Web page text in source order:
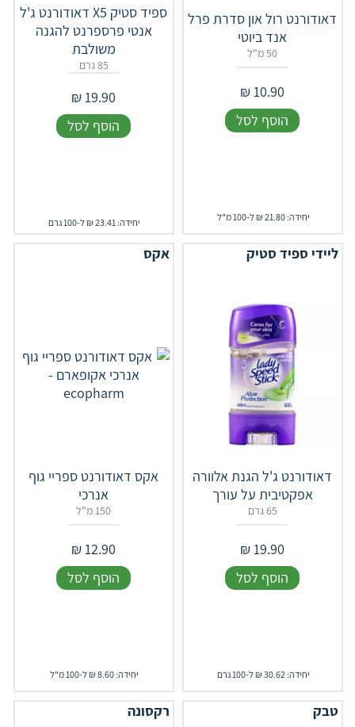
דאודורנט רול און סדרת פרל
אנד ביוטי
50 מ"ל
10.90
₪
הוסף לסל
יחידה: 21.80 ₪ ל-100 מ"ל
ספיד סטיק X5 דאודורנט ג'ל
אנטי פרספרנט להגנה
משולבת
85 גרם
19.90
₪
הוסף לסל
יחידה: 23.41 ₪ ל-100 גרם
ליידי ספיד סטיק
דאודורנט ג'ל הגנת אלוורה
אפקטיבית על עורך
65 גרם
19.90
₪
הוסף לסל
יחידה: 30.62 ₪ ל-100 גרם
אקס
אקס דאודורנט ספריי גוף
אנרכי
150 מ"ל
12.90
₪
הוסף לסל
יחידה: 8.60 ₪ ל-100 מ"ל
טבק רקסונה